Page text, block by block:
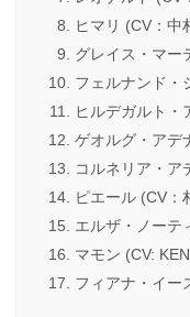
ヒマリ (CV：中
グレイス・マー
フェルナンド・
ヒルデガルト・
ゲオルグ・アデ
コルネリア・ア
ピエール (CV：
エルザ・ノーテ
マモン (CV:
フィアナ・イー